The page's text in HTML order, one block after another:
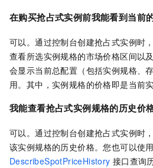
在购买抢占式实例前我能看到当前
可以。通过控制台创建抢占式实例时
查看所选实例规格的市场价格区间以
会显示当前总配置（包括实例规格、
用。其中，实例规格的价格即是当前
我能查看抢占式实例规格的历史价
可以。通过控制台创建抢占式实例时
该实例规格的历史价格。您也可以使用
DescribeSpotPriceHistory 接口查询